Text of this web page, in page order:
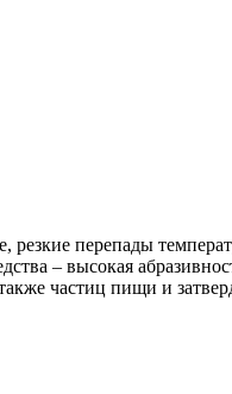
резкие перепады
– высокая
частиц пищи и